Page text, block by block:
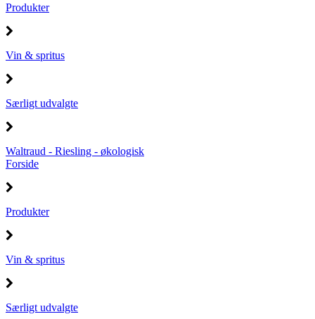
Produkter
Vin & spritus
Særligt udvalgte
Waltraud - Riesling - økologisk
Forside
Produkter
Vin & spritus
Særligt udvalgte